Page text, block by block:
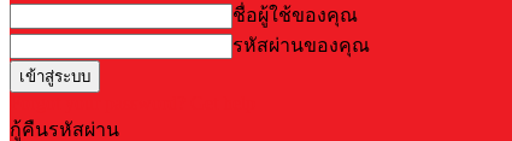
ชื่อผู้ใช้ของคุณ
รหัสผ่านของคุณ
กู้คืนรหัสผ่าน